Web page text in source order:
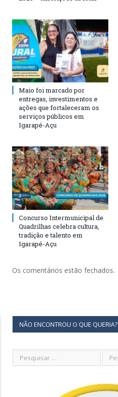
Maio foi marcado por
entregas, investimentos e
ações que fortaleceram os
serviços públicos em
Igarapé-Açu
Concurso Intermunicipal de
Quadrilhas celebra cultura,
tradição e talento em
Igarapé-Açu
Os comentários estão fechados.
NÃO ENCONTROU O QUE QUERIA?